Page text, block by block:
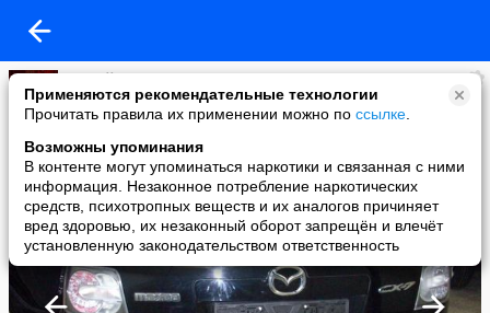
Применяются рекомендательные технологии
Прочитать правила их применении можно по ссылке
Возможны упоминания
В контенте могут упоминаться наркотики и связанная с ними
информация. Незаконное потребление наркотических
средств, психотропных веществ и их аналогов причиняет
вред здоровью, их незаконный оборот запрещён и влечёт
установленную законодательством ответственность
Сергей Пахомов
added a photo
26 Mar в 23:27